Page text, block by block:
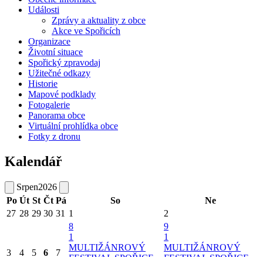
Události
Zprávy a aktuality z obce
Akce ve Spořicích
Organizace
Životní situace
Spořický zpravodaj
Užitečné odkazy
Historie
Mapové podklady
Fotogalerie
Panorama obce
Virtuální prohlídka obce
Fotky z dronu
Kalendář
Srpen2026
Po Út St Čt Pá So
Ne
27 28 29 30 31 1 2
3 4 5 6 7
8
1
MULTIŽÁNROVÝ
9
1
MULTIŽÁNROVÝ